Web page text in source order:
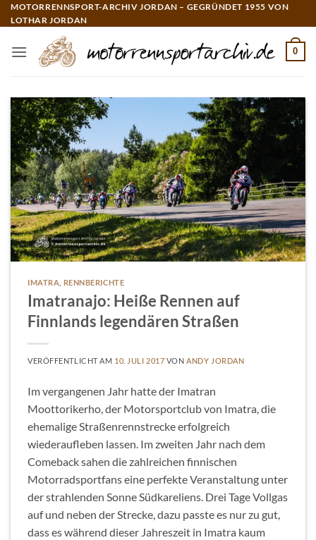
Zum
Inhalt
MOTORRENNSPORT-ARCHIV JORDAN – GEGRÜNDET 1955 VON
LOTHAR JORDAN
0
IMATRA RENNBERICHTE
Imatranajo: Heiße Rennen auf
Finnlands legendären Straßen
VERÖFFENTLICHT AM 10. JULI 2017 VONANDY JORDAN
Im vergangenen Jahr hatte der Imatran
Moottorikerho, der Motorsportclub von Imatra, die
ehemalige Straßenrennstrecke erfolgreich
wiederaufleben lassen. Im zweiten Jahr nach dem
Comeback sahen die zahlreichen finnischen
Motorradsportfans eine perfekte Veranstaltung unter
der strahlenden Sonne Südkareliens. Drei Tage Vollgas
auf und neben der Strecke, dazu passte es nur zu gut,
dass es während dieser Jahreszeit in Imatra kaum